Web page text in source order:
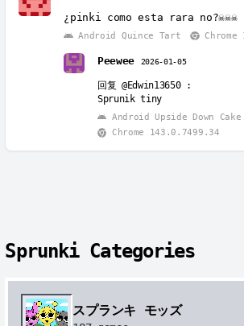
¿pinki como esta rara no?☠☠☠
Android Quince Tart Chrome
Peewee 2026-01-05
回复@Edwin13650:
Sprunik tiny
Android Upside Down Cake
Chrome 143.0.7499.34
Sprunki Categories
スプランキ モッズ